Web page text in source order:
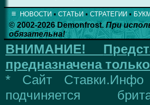
≡ НОВОСТИ ▪ СТАТЬИ ▪ СТРАТЕГИИ ▪
© 2002-2026 Demonfrost.При
обязательна!
ВНИМАНИЕ!
предназначена
* Сайт Ставки.Инфо
подчиняется